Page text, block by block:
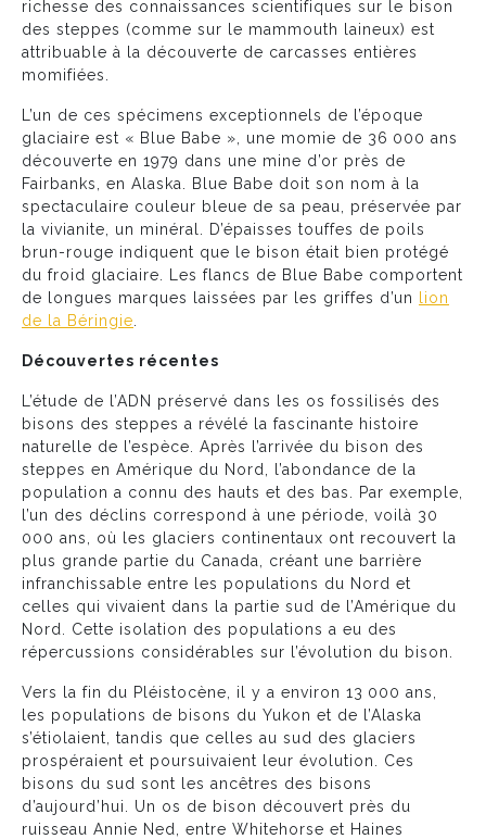
richesse des connaissances scientifiques sur le bison
des steppes (comme sur le mammouth laineux) est
attribuable à la découverte de carcasses entières
momifiées.
L’un de ces spécimens exceptionnels de l’époque
glaciaire est « Blue Babe », une momie de 36 000 ans
découverte en 1979 dans une mine d’or près de
Fairbanks, en Alaska. Blue Babe doit son nom à la
spectaculaire couleur bleue de sa peau, préservée par
la vivianite, un minéral. D’épaisses touffes de poils
brun-rouge indiquent que le bison était bien protégé
du froid glaciaire. Les flancs de Blue Babe comportent
de longues marques laissées par les griffes d’un lion
de la Béringie
Découvertes récentes
L’étude de l’ADN préservé dans les os fossilisés des
bisons des steppes a révélé la fascinante histoire
naturelle de l’espèce. Après l’arrivée du bison des
steppes en Amérique du Nord, l’abondance de la
population a connu des hauts et des bas. Par exemple,
l’un des déclins correspond à une période, voilà 30
000 ans, où les glaciers continentaux ont recouvert la
plus grande partie du Canada, créant une barrière
infranchissable entre les populations du Nord et
celles qui vivaient dans la partie sud de l’Amérique du
Nord. Cette isolation des populations a eu des
répercussions considérables sur l’évolution du bison.
Vers la fin du Pléistocène, il y a environ 13 000 ans,
les populations de bisons du Yukon et de l’Alaska
s’étiolaient, tandis que celles au sud des glaciers
prospéraient et poursuivaient leur évolution. Ces
bisons du sud sont les ancêtres des bisons
d’aujourd’hui. Un os de bison découvert près du
ruisseau Annie Ned, entre Whitehorse et Haines